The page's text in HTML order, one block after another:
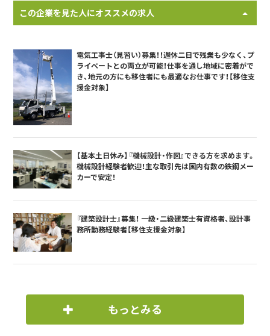
この企業を見た人にオススメの求人
電気工事士（見習い）募集！！週休二日で残業も少なく、プ
ライベートとの両立が可能！仕事を通し地域に密着がで
き、地元の方にも移住者にも最適なお仕事です！【移住支
援金対象】
【基本土日休み】『機械設計・作図』できる方を求めます。
機械設計経験者歓迎！主な取引先は国内有数の鉄鋼メー
カーで安定！
『建築設計士』募集！ 一級・二級建築士有資格者、設計事
務所勤務経験者【移住支援金対象】
もっとみる